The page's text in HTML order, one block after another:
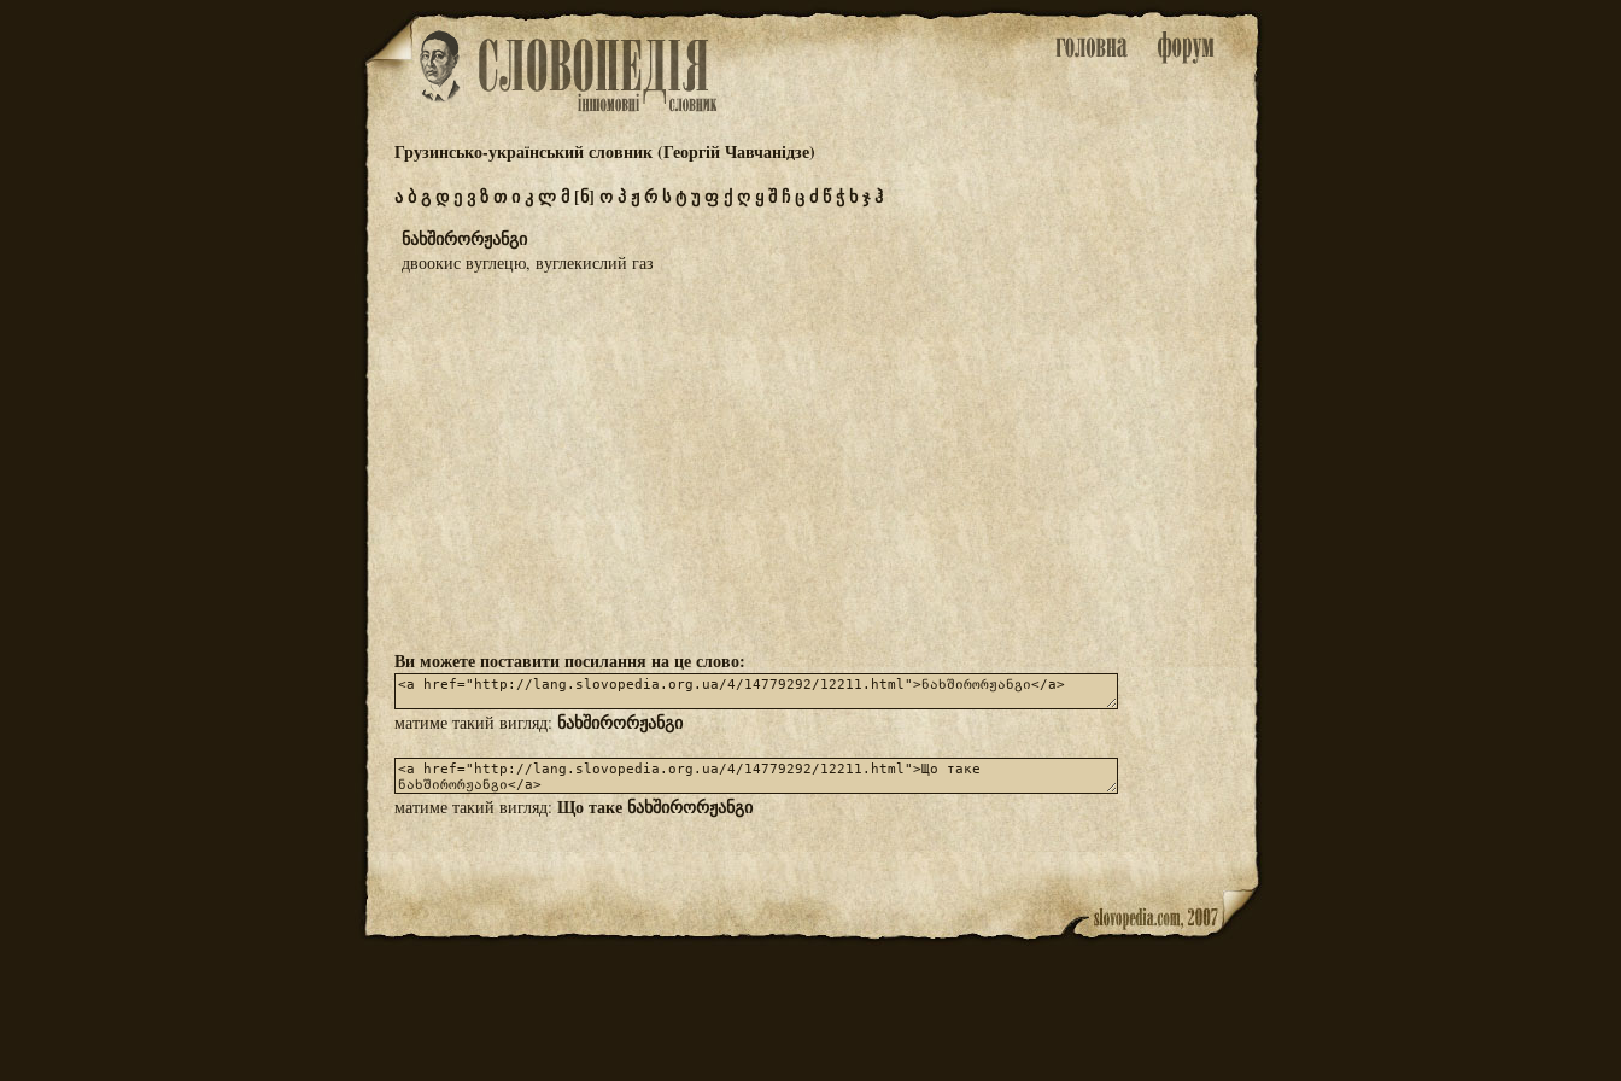
Грузинсько-український словник (Георгій Чавчанідзе)
აბგდევზთიკლმ [ნ] ოპჟრსტუფქღყშჩცძწჭხჯჰ
ნახშირორჟანგი
двоокис вуглецю, вуглекислий газ
Ви можете поставити посилання на це слово:
матиме такий вигляд: ნახშირორჟანგი
матиме такий вигляд:Що таке ნახშირორჟანგი